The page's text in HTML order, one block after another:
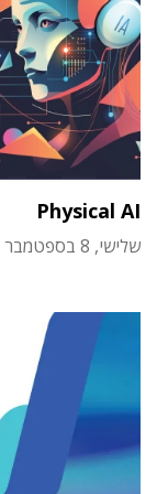
Physical AI
שלישי, 8 בספטמבר 2026